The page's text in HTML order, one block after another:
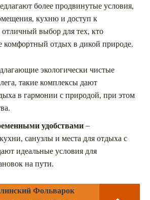
более продвинутые условия,
кухню и доступ к
отличный выбор для тех, кто
комфортный отдых в дикой природе.
экологически чистые
такие комплексы дают
в гармонии с природой, при этом
удобствами–
санузлы и места для отдыха с
идеальные условия для
на пути.
Фольварок